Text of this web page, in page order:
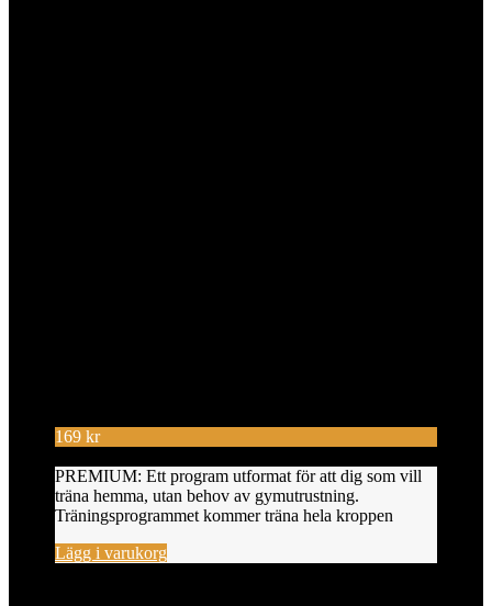
169 kr
PREMIUM: Ett program utformat för att dig som vill
träna hemma, utan behov av gymutrustning.
Träningsprogrammet kommer träna hela kroppen